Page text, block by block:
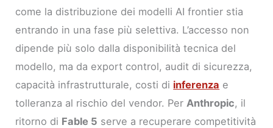
come la distribuzione dei modelli AI frontier stia
entrando in una fase più selettiva. L’accesso non
dipende più solo dalla disponibilità tecnica del
modello, ma da export control, audit di sicurezza,
capacità infrastrutturale, costi di inferenza e
tolleranza al rischio del vendor. Per Anthropic, il
ritorno di Fable 5 serve a recuperare competitività